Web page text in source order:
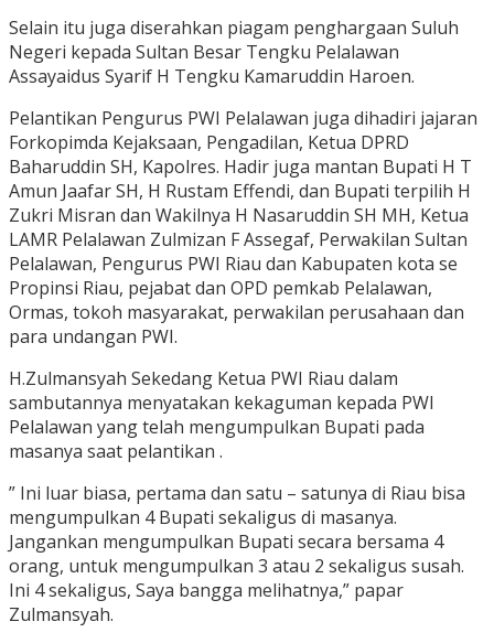
Selain itu juga diserahkan piagam penghargaan Suluh
Negeri kepada Sultan Besar Tengku Pelalawan
Assayaidus Syarif H Tengku Kamaruddin Haroen.
Pelantikan Pengurus PWI Pelalawan juga dihadiri jajaran
Forkopimda Kejaksaan, Pengadilan, Ketua DPRD
Baharuddin SH, Kapolres. Hadir juga mantan Bupati H T
Amun Jaafar SH, H Rustam Effendi, dan Bupati terpilih H
Zukri Misran dan Wakilnya H Nasaruddin SH MH, Ketua
LAMR Pelalawan Zulmizan F Assegaf, Perwakilan Sultan
Pelalawan, Pengurus PWI Riau dan Kabupaten kota se
Propinsi Riau, pejabat dan OPD pemkab Pelalawan,
Ormas, tokoh masyarakat, perwakilan perusahaan dan
para undangan PWI.
H.Zulmansyah Sekedang Ketua PWI Riau dalam
sambutannya menyatakan kekaguman kepada PWI
Pelalawan yang telah mengumpulkan Bupati pada
masanya saat pelantikan .
” Ini luar biasa, pertama dan satu – satunya di Riau bisa
mengumpulkan 4 Bupati sekaligus di masanya.
Jangankan mengumpulkan Bupati secara bersama 4
orang, untuk mengumpulkan 3 atau 2 sekaligus susah.
Ini 4 sekaligus, Saya bangga melihatnya,” papar
Zulmansyah.